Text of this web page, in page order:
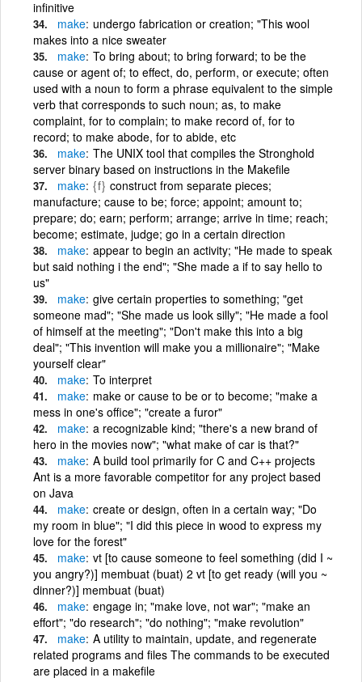
infinitive
make undergo fabrication or creation; "This wool
makes into a nice sweater
make To bring about; to bring forward; to be the
cause or agent of; to effect, do, perform, or execute; often
used with a noun to form a phrase equivalent to the simple
verb that corresponds to such noun; as, to make
complaint, for to complain; to make record of, for to
record; to make abode, for to abide, etc
make The UNIX tool that compiles the Stronghold
server binary based on instructions in the Makefile
make {f} construct from separate pieces;
manufacture; cause to be; force; appoint; amount to;
prepare; do; earn; perform; arrange; arrive in time; reach;
become; estimate, judge; go in a certain direction
make appear to begin an activity; "He made to speak
but said nothing i the end"; "She made a if to say hello to
us"
make give certain properties to something; "get
someone mad"; "She made us look silly"; "He made a fool
of himself at the meeting"; "Don't make this into a big
deal"; "This invention will make you a millionaire"; "Make
yourself clear"
make To interpret
make make or cause to be or to become; "make a
mess in one's office"; "create a furor"
make a recognizable kind; "there's a new brand of
hero in the movies now"; "what make of car is that?"
make A build tool primarily for C and C++ projects
Ant is a more favorable competitor for any project based
on Java
make create or design, often in a certain way; "Do
my room in blue"; "I did this piece in wood to express my
love for the forest"
make vt [to cause someone to feel something (did I ~
you angry?)] membuat (buat) 2 vt [to get ready (will you ~
dinner?)] membuat (buat)
make engage in; "make love, not war"; "make an
effort"; "do research"; "do nothing"; "make revolution"
make A utility to maintain, update, and regenerate
related programs and files The commands to be executed
are placed in a makefile